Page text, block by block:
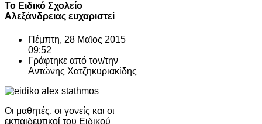
Το Ειδικό Σχολείο
Αλεξάνδρειας ευχαριστεί
Πέμπτη, 28 Μαϊος 2015
09:52
Γράφτηκε από τον/την
Αντώνης Χατζηκυριακίδης
Οι μαθητές, οι γονείς και οι
εκπαιδευτικοί του Ειδικού